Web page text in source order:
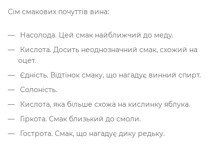
Сім смакових почуттів вина:
Насолода. Цей смак найближчий до меду.
Кислота. Досить неоднозначний смак, схожий на
оцет.
Єдність. Відтінок смаку, що нагадує винний спирт.
Солоність.
Кислота, яка більше схожа на кислинку яблука.
Гіркота. Смак близький до смоли.
Гострота. Смак, що нагадує дику редьку.